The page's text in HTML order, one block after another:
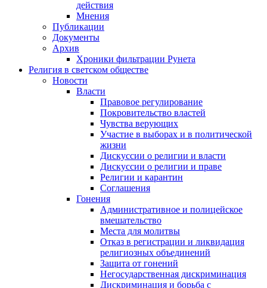
действия
Мнения
Публикации
Документы
Архив
Хроники фильтрации Рунета
Религия в светском обществе
Новости
Власти
Правовое регулирование
Покровительство властей
Чувства верующих
Участие в выборах и в политической
жизни
Дискуссии о религии и власти
Дискуссии о религии и праве
Религии и карантин
Соглашения
Гонения
Административное и полицейское
вмешательство
Места для молитвы
Отказ в регистрации и ликвидация
религиозных объединений
Защита от гонений
Негосударственная дискриминация
Дискриминация и борьба с